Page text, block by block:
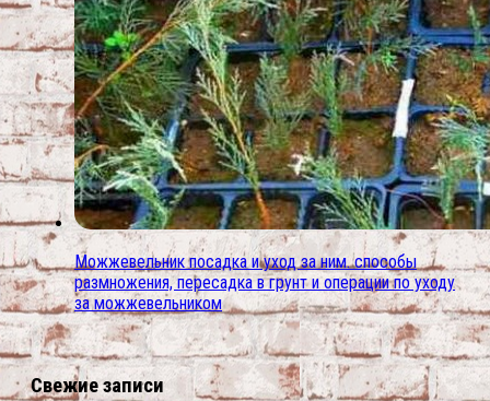
Можжевельник посадка и уход за ним. способы
размножения, пересадка в грунт и операции по уходу
за можжевельником
Свежие записи